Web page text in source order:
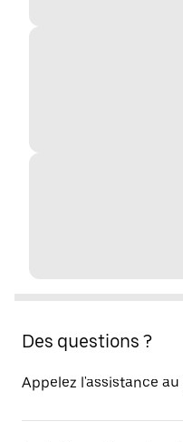
Des questions ?
Appelez l'assistance au